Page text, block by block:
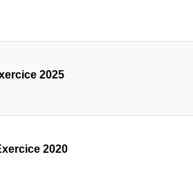
2025
2020